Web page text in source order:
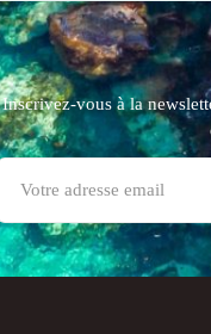
Inscrivez-vous à la